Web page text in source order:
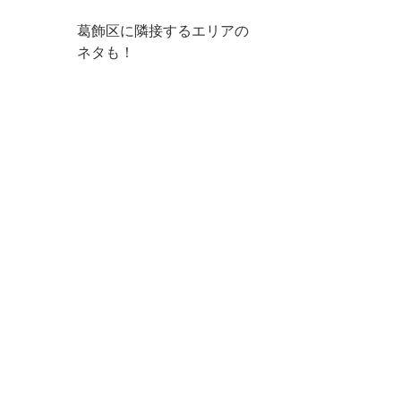
葛飾区に隣接するエリアの
ネタも！